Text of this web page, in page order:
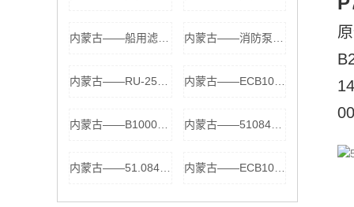
内蒙古——ECB100094空气滤芯 STM8198 9351716300 DL...
内蒙古——51084016013空气滤芯 51084010004 5106301...
内蒙古——ECB105002空气滤芯 SL12905 00810026 8100...